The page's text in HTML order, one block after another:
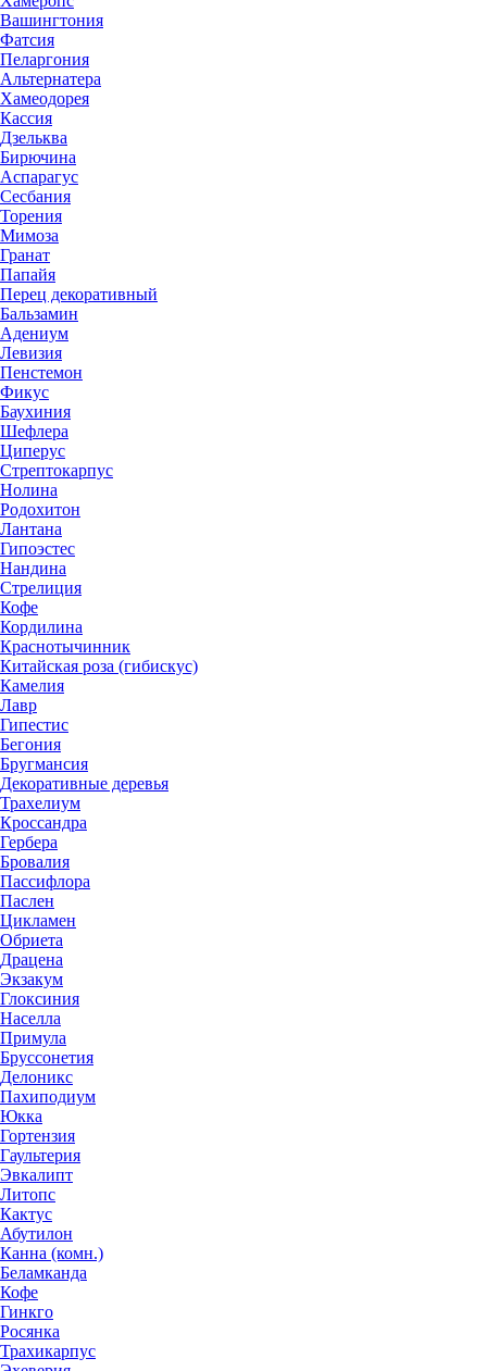
Вашингтония
Фатсия
Пеларгония
Альтернатера
Хамеодорея
Кассия
Дзельква
Бирючина
Аспарагус
Сесбания
Торения
Мимоза
Гранат
Папайя
Перец декоративный
Бальзамин
Адениум
Левизия
Пенстемон
Фикус
Баухиния
Шефлера
Циперус
Стрептокарпус
Нолина
Родохитон
Лантана
Гипоэстес
Нандина
Стрелиция
Кофе
Кордилина
Краснотычинник
Китайская роза (гибискус)
Камелия
Лавр
Гипестис
Бегония
Бругмансия
Декоративные деревья
Трахелиум
Кроссандра
Гербера
Бровалия
Пассифлора
Паслен
Цикламен
Обриета
Драцена
Экзакум
Глоксиния
Населла
Примула
Бруссонетия
Делоникс
Пахиподиум
Юкка
Гортензия
Гаультерия
Эвкалипт
Литопс
Кактус
Абутилон
Канна (комн.)
Беламканда
Кофе
Гинкго
Росянка
Трахикарпус